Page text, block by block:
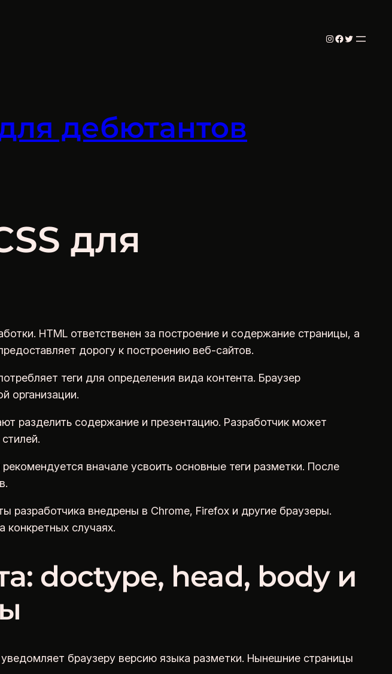
Instagram
Facebook
Twitter
дебютантов
для
HTML ответственен за построение и содержание страницы, а
дорогу к построению веб-сайтов.
теги для определения вида контента. Браузер
организации.
разделить содержание и презентацию. Разработчик может
вначале усвоить основные теги разметки. После
внедрены в Chrome, Firefox и другие браузеры.
конкретных случаях.
doctype, head, body и
браузеру версию языка разметки. Нынешние страницы